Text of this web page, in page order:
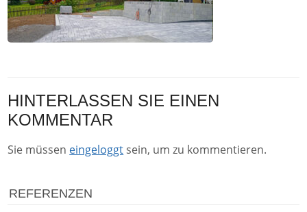
HINTERLASSEN SIE EINEN
KOMMENTAR
Sie müssen eingeloggt sein, um zu kommentieren.
REFERENZEN